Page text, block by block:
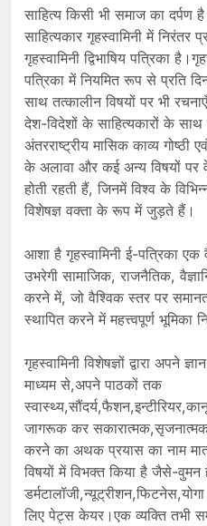
साहित्य किसी भी समाज का दर्पण
साहित्यकार गृहस्वामिनी में निरंतर
गृहस्वामिनी द्विभाषिय पत्रिका
पत्रिका में नियमित रूप से प्रति
साथ तत्कालीन विषयों पर भी
देश-विदेशों के साहित्यकारों के
अंतरराष्ट्रीय मासिक काव्य गोष्ठी
के अलावा और कई अन्य विषयों पर
होती रहती हैं, जिनमें विश्व के
विशेषज्ञ वक्ता के रूप में जुड़ते हैं।
आशा है गृहस्वामिनी ई-पत्रिका
उभरेगी सामाजिक, राजनैतिक,
करने में, जो वैश्विक स्तर पर
स्थापित करने में महत्त्वपूर्ण भूमिका
गृहस्वामिनी विशेषज्ञों द्वारा अपने
माध्यम से,अपने पाठकों तक
जागरूक कर
करने का अथक प्रयास का नाम
विषयों में विभक्त किया है जैसे-
लिए पेट्स केयर।एक व्यक्ति तभी